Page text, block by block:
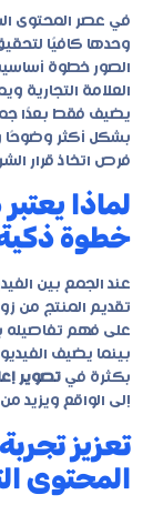
في عصر المحتوى
وحدها كافيًا
الصور خطوة
العلامة التجارية
يضيف فقط بعدًا
بشكل أكثر وضوحًا
فرص اتخاذ قرار
لماذا
خطوة
عند الجمع بين
تقديم المنتج من
على فهم تفاصيله
بينما يضيف
بكثرة في تصوير
إلى الواقع ويزيد
تعزيز
المحتوى